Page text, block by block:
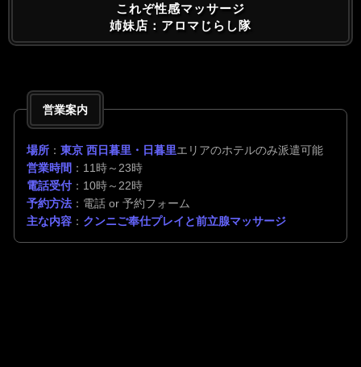
これぞ性感マッサージ
姉妹店：アロマじらし隊
営業案内
場所 ： 東京 西日暮里・日暮里エリアのホテルのみ派遣可能
営業時間 ：11時～23時
電話受付：10時～22時
予約方法 ：電話 or 予約フォーム
主な内容 ： クンニご奉仕プレイと前立腺マッサージ